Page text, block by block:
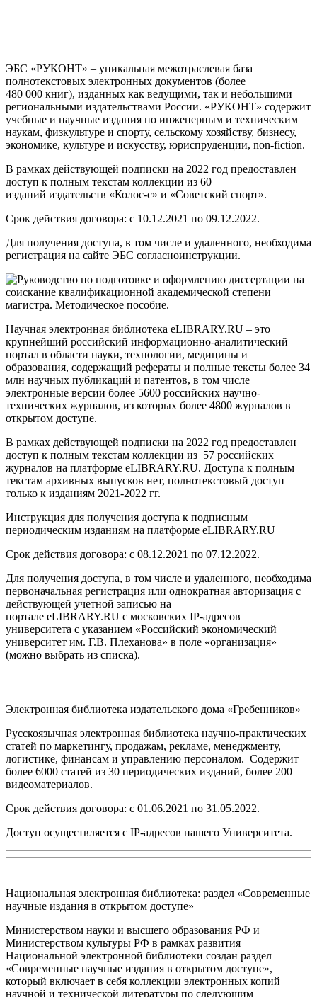
ЭБС «РУКОНТ» – уникальная межотраслевая база
полнотекстовых электронных документов (более
480 000 книг), изданных как ведущими, так и небольшими
региональными издательствами России. «РУКОНТ» содержит
учебные и научные издания по инженерным и техническим
наукам, физкультуре и спорту, сельскому хозяйству, бизнесу,
экономике, культуре и искусству, юриспруденции, non-fiction.
В рамках действующей подписки на 2022 год предоставлен
доступ к полным текстам коллекции из 60
изданий издательств «Колос-с» и «Советский спорт».
Срок действия договора: с 10.12.2021 по 09.12.2022.
Для получения доступа, в том числе и удаленного, необходима
регистрация на сайте ЭБС согласноинструкции.
Научная электронная библиотека eLIBRARY.RU – это
крупнейший российский информационно-аналитический
портал в области науки, технологии, медицины и
образования, содержащий рефераты и полные тексты более 34
млн научных публикаций и патентов, в том числе
электронные версии более 5600 российских научно-
технических журналов, из которых более 4800 журналов в
открытом доступе.
В рамках действующей подписки на 2022 год предоставлен
доступ к полным текстам коллекции из 57 российских
журналов на платформе eLIBRARY.RU. Доступа к полным
текстам архивных выпусков нет, полнотекстовый доступ
только к изданиям 2021-2022 гг.
Инструкция для получения доступа к подписным
периодическим изданиям на платформе eLIBRARY.RU
Срок действия договора: с 08.12.2021 по 07.12.2022.
Для получения доступа, в том числе и удаленного, необходима
первоначальная регистрация или однократная авторизация с
действующей учетной записью на
портале eLIBRARY.RU с московских IP-адресов
университета с указанием «Российский экономический
университет им. Г.В. Плеханова» в поле «организация»
(можно выбрать из списка).
Электронная библиотека издательского дома «Гребенников»
Русскоязычная электронная библиотека научно-практических
статей по маркетингу, продажам, рекламе, менеджменту,
логистике, финансам и управлению персоналом. Содержит
более 6000 статей из 30 периодических изданий, более 200
видеоматериалов.
Срок действия договора: с 01.06.2021 по 31.05.2022.
Доступ осуществляется с IP-адресов нашего Университета.
Национальная электронная библиотека: раздел «Современные
научные издания в открытом доступе»
Министерством науки и высшего образования РФ и
Министерством культуры РФ в рамках развития
Национальной электронной библиотеки создан раздел
«Современные научные издания в открытом доступе»,
который включает в себя коллекции электронных копий
научной и технической литературы по следующим